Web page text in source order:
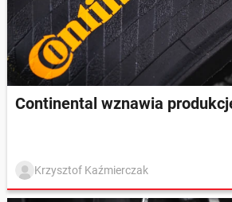
Continental wznawia
Krzysztof Kaźmierczak